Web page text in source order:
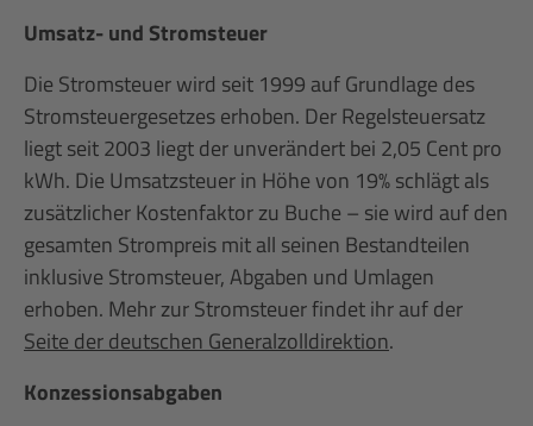
Umsatz- und Stromsteuer
Die Stromsteuer wird seit 1999 auf Grundlage des
Stromsteuergesetzes erhoben. Der Regelsteuersatz
liegt seit 2003 liegt der unverändert bei 2,05 Cent pro
kWh. Die Umsatzsteuer in Höhe von 19% schlägt als
zusätzlicher Kostenfaktor zu Buche – sie wird auf den
gesamten Strompreis mit all seinen Bestandteilen
inklusive Stromsteuer, Abgaben und Umlagen
erhoben. Mehr zur Stromsteuer findet ihr auf der
Seite der deutschen Generalzolldirektion.
Konzessionsabgaben